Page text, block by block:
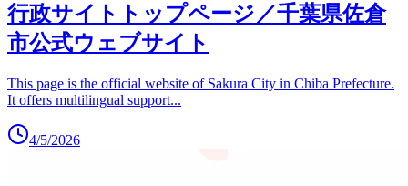
行政サイトトップページ／千葉県佐倉
市公式ウェブサイト
This page is the official website of Sakura City in Chiba Prefecture.
It offers multilingual support...
4/5/2026